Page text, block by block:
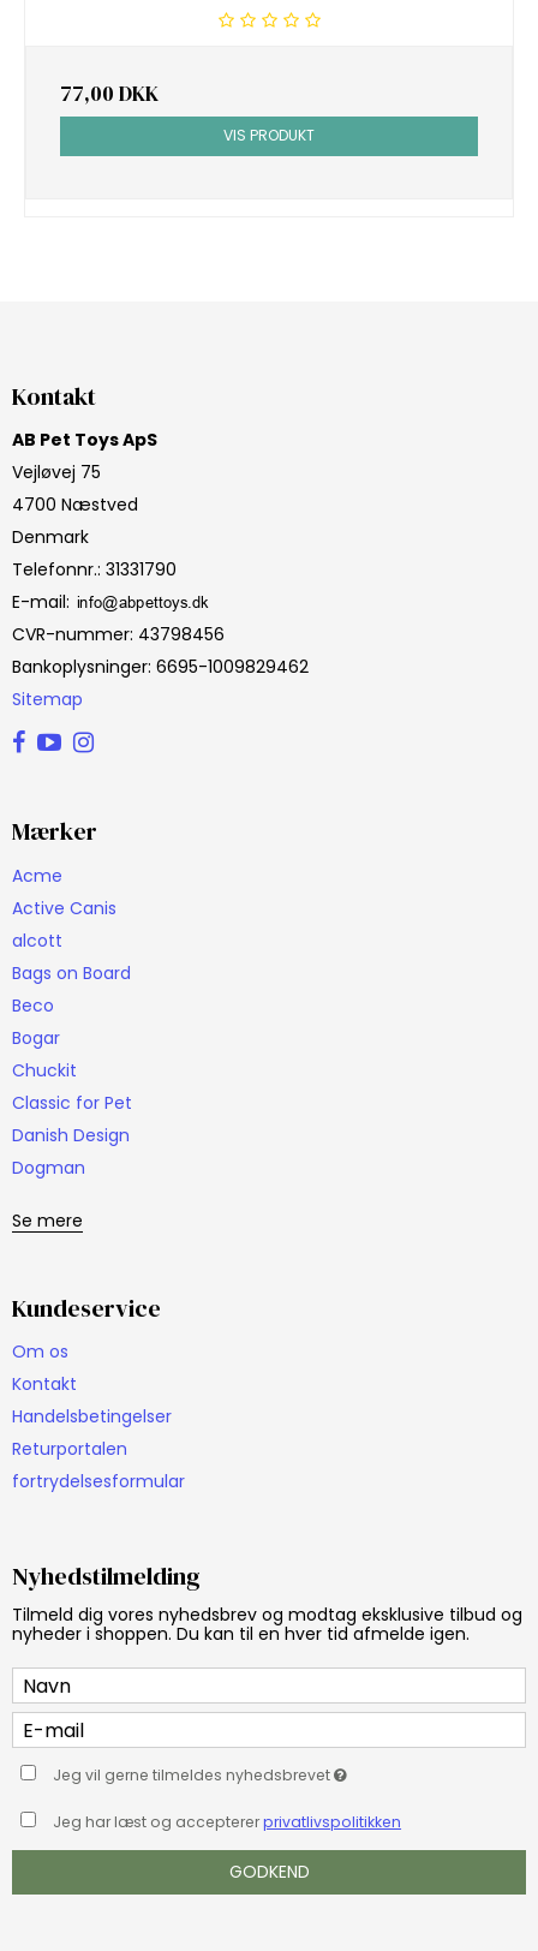
77,00 DKK
VIS PRODUKT
Kontakt
AB Pet Toys ApS
Vejløvej 75
4700 Næstved
Denmark
Telefonnr.: 31331790
E-mail:
CVR-nummer: 43798456
Bankoplysninger: 6695-1009829462
Sitemap
Mærker
Acme
Active Canis
alcott
Bags on Board
Beco
Bogar
Chuckit
Classic for Pet
Danish Design
Dogman
Se mere
Kundeservice
Om os
Kontakt
Handelsbetingelser
Returportalen
fortrydelsesformular
Nyhedstilmelding
Tilmeld dig vores nyhedsbrev og modtag eksklusive tilbud og
nyheder i shoppen. Du kan til en hver tid afmelde igen.
Jeg vil gerne tilmeldes nyhedsbrevet
Jeg har læst og acceptererprivatlivspolitikken
GODKEND